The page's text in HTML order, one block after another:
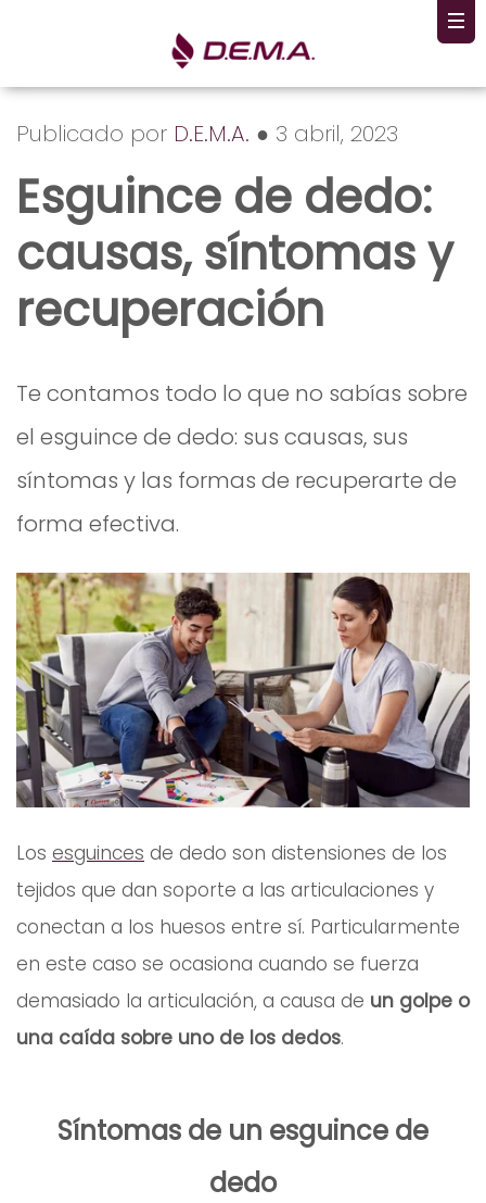
Publicado por D.E.M.A. ● 3 abril, 2023
Esguince de dedo:
causas, síntomas y
recuperación
Te contamos todo lo que no sabías sobre
el esguince de dedo: sus causas, sus
síntomas y las formas de recuperarte de
forma efectiva.
Los esguinces de dedo son distensiones de los
tejidos que dan soporte a las articulaciones y
conectan a los huesos entre sí. Particularmente
en este caso se ocasiona cuando se fuerza
demasiado la articulación, a causa de un golpe o
una caída sobre uno de los dedos.
Síntomas de un esguince de
dedo